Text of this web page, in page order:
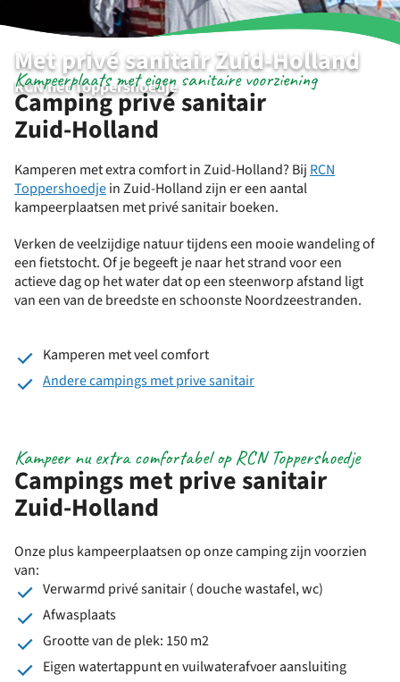
Met privé sanitair Zuid-Holland
RCN het Toppershoedje
Camping privé sanitair
Zuid-Holland
Kampeerplaats met eigen sanitaire voorziening
Kamperen met extra comfort in Zuid-Holland? Bij RCN
Toppershoedjein Zuid-Holland zijn er een aantal
kampeerplaatsen met privé sanitair boeken.
Verken de veelzijdige natuur tijdens een mooie wandeling of
een fietstocht. Of je begeeft je naar het strand voor een
actieve dag op het water dat op een steenworp afstand ligt
van een van de breedste en schoonste Noordzeestranden.
Kamperen met veel comfort
Andere campings met prive sanitair
Campings met prive sanitair
Zuid-Holland
Kampeer nu extra comfortabel op RCN Toppershoedje
Onze plus kampeerplaatsen op onze camping zijn voorzien
van:
Verwarmd privé sanitair ( douche wastafel, wc)
Afwasplaats
Grootte van de plek: 150 m2
Eigen watertappunt en vuilwaterafvoer aansluiting